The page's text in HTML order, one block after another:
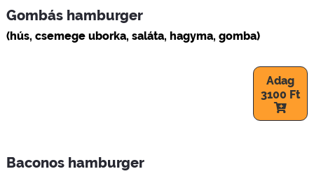
Gombás hamburger
(hús, csemege uborka, saláta, hagyma, gomba)
Adag
3100 Ft
Baconos hamburger